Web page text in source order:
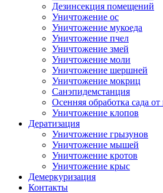
Дезинсекция помещений
Уничтожение ос
Уничтожение мукоеда
Уничтожение пчел
Уничтожение змей
Уничтожение моли
Уничтожение шершней
Уничтожение мокриц
Санэпидемстанция
Осенняя обработка сада от
Уничтожение клопов
Дератизация
Уничтожение грызунов
Уничтожение мышей
Уничтожение кротов
Уничтожение крыс
Демеркуризация
Контакты